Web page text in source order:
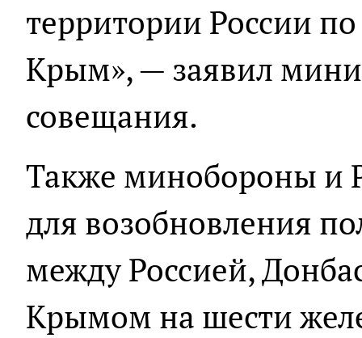
территории России
Крым», — заявил
совещания.
Также минобороны и
для возобновления
между Россией,
Крымом на шести